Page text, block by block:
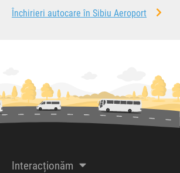
Închirieri autocare în Sibiu Aeroport
Interacționăm